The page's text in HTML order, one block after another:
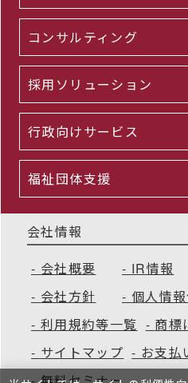
コンサルティング
採用ソリューション
行政向けサービス
福祉団体支援
会社情報
会社概要
IR情報
会社方針
個人情
利用規約等一覧
商標
サイトマップ
お支払